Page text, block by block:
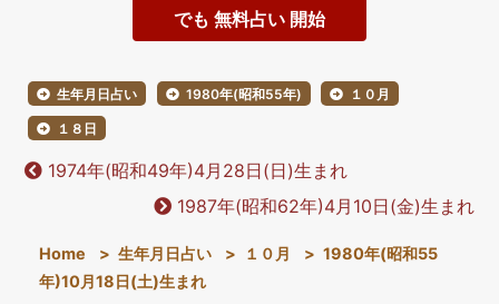
でも 無料占い 開始
生年月日占い 1980年(昭和55年) １０月
１８日
1974年(昭和49年)4月28日(日)生まれ
1987年(昭和62年)4月10日(金)生まれ
Home > 生年月日占い > １０月 > 1980年(昭和55
年)10月18日(土)生まれ